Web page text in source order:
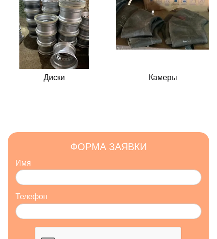
Диски Камеры
ФОРМА ЗАЯВКИ
Имя
Телефон